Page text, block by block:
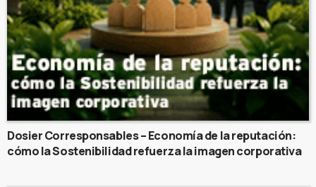
Dosier Corresponsables – Economía de la reputación:
cómo la Sostenibilidad refuerza la imagen corporativa